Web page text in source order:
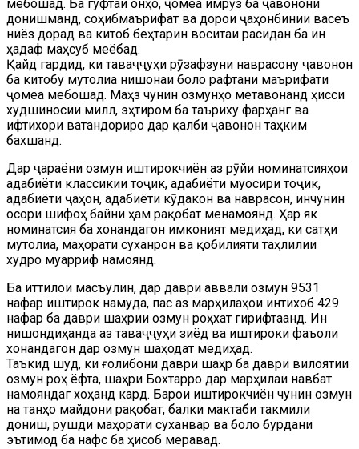
мебошад. Ба гуфтаи онҳо, ҷомеа имрӯз ба ҷавонони
донишманд, соҳибмаърифат ва дорои ҷаҳонбинии васеъ
ниёз дорад ва китоб беҳтарин воситаи расидан ба ин
ҳадаф маҳсуб меёбад.
Қайд гардид, ки таваҷҷуҳи рӯзафзуни наврасону ҷавонон
ба китобу мутолиа нишонаи боло рафтани маърифати
ҷомеа мебошад. Маҳз чунин озмунҳо метавонанд ҳисси
худшиносии миллӣ, эҳтиром ба таъриху фарҳанг ва
ифтихори ватандориро дар қалби ҷавонон таҳким
бахшанд.
Дар ҷараёни озмун иштирокчиён аз рӯйи номинатсияҳои
адабиёти классикии тоҷик, адабиёти муосири тоҷик,
адабиёти ҷаҳон, адабиёти кӯдакон ва наврасон, инчунин
осори шифоҳӣ байни ҳам рақобат менамоянд. Ҳар як
номинатсия ба хонандагон имконият медиҳад, ки сатҳи
мутолиа, маҳорати суханронӣ ва қобилияти таҳлилии
худро муаррифӣ намоянд.
Ба иттилои масъулин, дар даври аввали озмун 9531
нафар иштирок намуда, пас аз марҳилаҳои интихобӣ 429
нафар ба даври шаҳрии озмун роҳхат гирифтаанд. Ин
нишондиҳанда аз таваҷҷуҳи зиёд ва иштироки фаъоли
хонандагон дар озмун шаҳодат медиҳад.
Таъкид шуд, ки ғолибони даври шаҳрӣ ба даври вилоятии
озмун роҳ ёфта, шаҳри Бохтарро дар марҳилаи навбатӣ
намояндагӣ хоҳанд кард. Барои иштирокчиён чунин озмун
на танҳо майдони рақобат, балки мактаби такмили
дониш, рушди маҳорати суханварӣ ва боло бурдани
эътимод ба нафс ба ҳисоб меравад.